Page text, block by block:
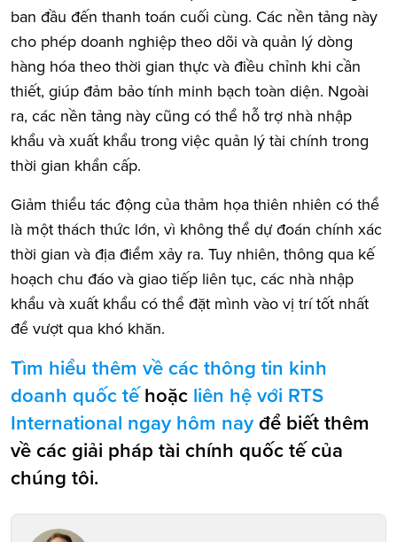
ban đầu đến thanh toán cuối cùng. Các nền tảng này
cho phép doanh nghiệp theo dõi và quản lý dòng
hàng hóa theo thời gian thực và điều chỉnh khi cần
thiết, giúp đảm bảo tính minh bạch toàn diện. Ngoài
ra, các nền tảng này cũng có thể hỗ trợ nhà nhập
khẩu và xuất khẩu trong việc quản lý tài chính trong
thời gian khẩn cấp.
Giảm thiểu tác động của thảm họa thiên nhiên có thể
là một thách thức lớn, vì không thể dự đoán chính xác
thời gian và địa điểm xảy ra. Tuy nhiên, thông qua kế
hoạch chu đáo và giao tiếp liên tục, các nhà nhập
khẩu và xuất khẩu có thể đặt mình vào vị trí tốt nhất
để vượt qua khó khăn.
Tìm hiểu thêm về các thông tin kinh
doanh quốc tế hoặc liên hệ với RTS
International ngay hôm nay để biết thêm
về các giải pháp tài chính quốc tế của
chúng tôi.